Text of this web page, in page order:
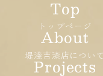
トップページ
堤淺吉漆店について